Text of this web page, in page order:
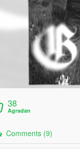
38
Agradan
Comments (9)